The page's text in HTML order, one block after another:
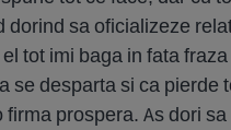
dorind sa oficializeze
tot imi baga in fata
se desparta si ca pierde
prospera. As dori sa